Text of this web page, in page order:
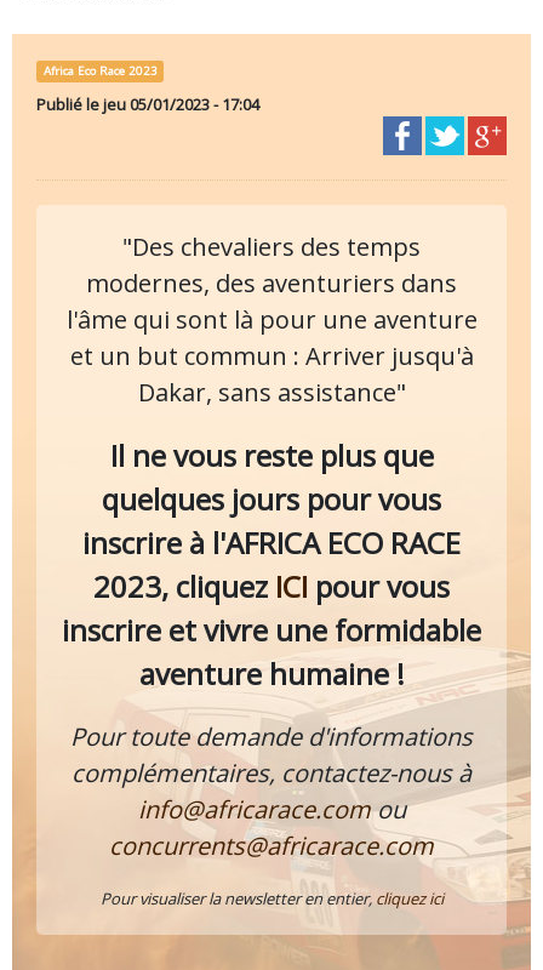
Africa Eco Race 2023
Publié lejeu 05/01/2023 - 17:04
"Des chevaliers des temps
modernes, des aventuriers dans
l'âme qui sont là pour une aventure
et un but commun : Arriver jusqu'à
Dakar, sans assistance"
Il ne vous reste plus que
quelques jours pour vous
inscrire à l'AFRICA ECO RACE
2023, cliquez ICI pour vous
inscrire et vivre une formidable
aventure humaine !
Pour toute demande d'informations
complémentaires, contactez-nous à
info@africarace.comou
concurrents@africarace.com
Pour visualiser la newsletter en entier, cliquez ici